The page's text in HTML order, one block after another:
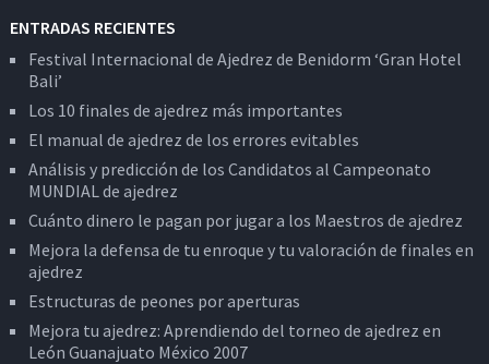
ENTRADAS RECIENTES
Festival Internacional de Ajedrez de Benidorm ‘Gran Hotel
Bali’
Los 10 finales de ajedrez más importantes
El manual de ajedrez de los errores evitables
Análisis y predicción de los Candidatos al Campeonato
MUNDIAL de ajedrez
Cuánto dinero le pagan por jugar a los Maestros de ajedrez
Mejora la defensa de tu enroque y tu valoración de finales en
ajedrez
Estructuras de peones por aperturas
Mejora tu ajedrez: Aprendiendo del torneo de ajedrez en
León Guanajuato México 2007